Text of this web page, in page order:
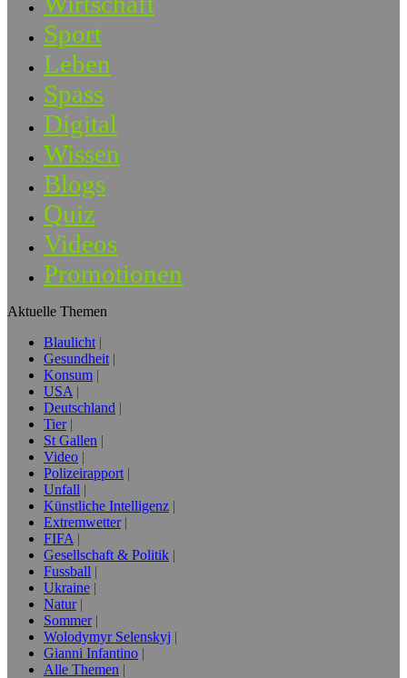
Sport
Leben
Spass
Digital
Wissen
Blogs
Quiz
Videos
Promotionen
Aktuelle Themen
Blaulicht
Gesundheit
Konsum
USA
Deutschland
Tier
St Gallen
Video
Polizeirapport
Unfall
Künstliche Intelligenz
Extremwetter
FIFA
Gesellschaft & Politik
Fussball
Ukraine
Natur
Sommer
Wolodymyr Selenskyj
Gianni Infantino
Alle Themen